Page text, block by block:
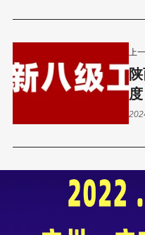
上
度